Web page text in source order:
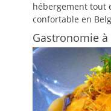
hébergement tout
confortable en
Gastronomie